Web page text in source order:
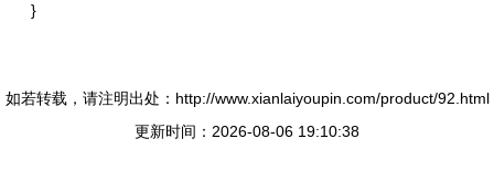
}
如若转载，请注明出处：http://www.xianlaiyoupin.com/product/92.html
更新时间：2026-08-06 19:10:38